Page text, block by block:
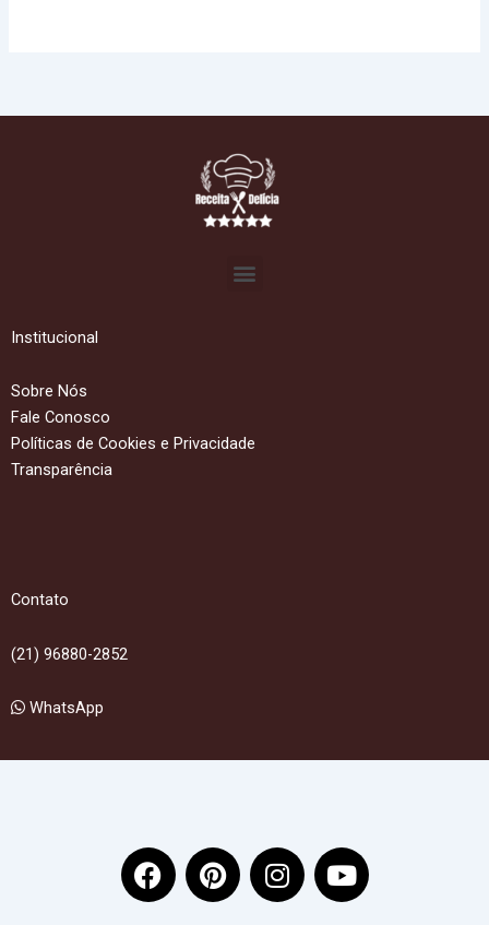
Menu
Institucional
Sobre Nós
Fale Conosco
Políticas de Cookies e Privacidade
Transparência
Contato
(21) 96880-2852
WhatsApp
F
a
P
i
I
n
Y
o